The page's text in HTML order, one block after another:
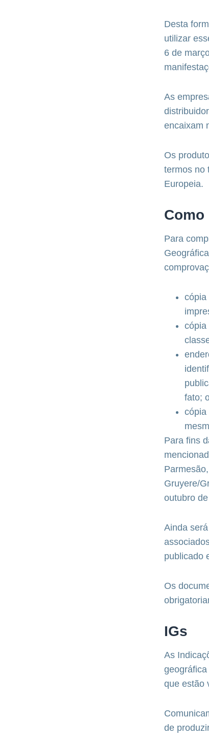
Desta
utilizar
6 de
As
encaixam
Os
termos no
Europeia.
Para
cópia
cópia
fato;
cópia
Para fins
Gruyere/
outubro
Ainda
publicado
Os
IGs
As
que estão
de